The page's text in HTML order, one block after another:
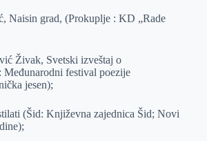
Naisin grad, (Prokuplje : KD „Rade
Živak, Svetski izveštaj o
Međunarodni festival poezije
jesen);
(Šid: Književna zajednica Šid; Novi